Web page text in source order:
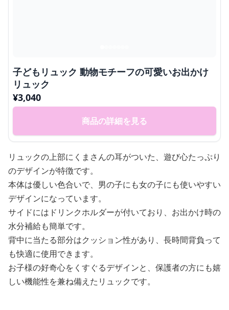
子どもリュック 動物モチーフの可愛いお出かけ
リュック
¥3,040
商品の詳細を見る
リュックの上部にくまさんの耳がついた、遊び心たっぷり
のデザインが特徴です。
本体は優しい色合いで、男の子にも女の子にも使いやすい
デザインになっています。
サイドにはドリンクホルダーが付いており、お出かけ時の
水分補給も簡単です。
背中に当たる部分はクッション性があり、長時間背負って
も快適に使用できます。
お子様の好奇心をくすぐるデザインと、保護者の方にも嬉
しい機能性を兼ね備えたリュックです。